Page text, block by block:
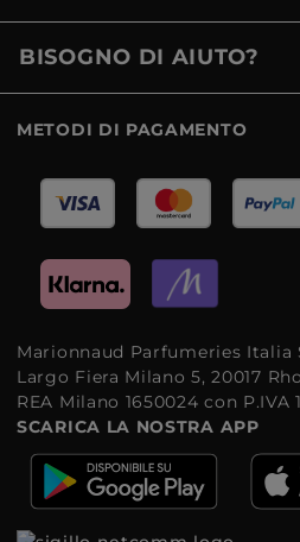
BISOGNO DI AIUTO?
METODI DI PAGAMENTO
Marionnaud Parfumeries Italia
Largo Fiera Milano 5, 20017
REA Milano 1650024 con P.IVA
SCARICA LA NOSTRA APP